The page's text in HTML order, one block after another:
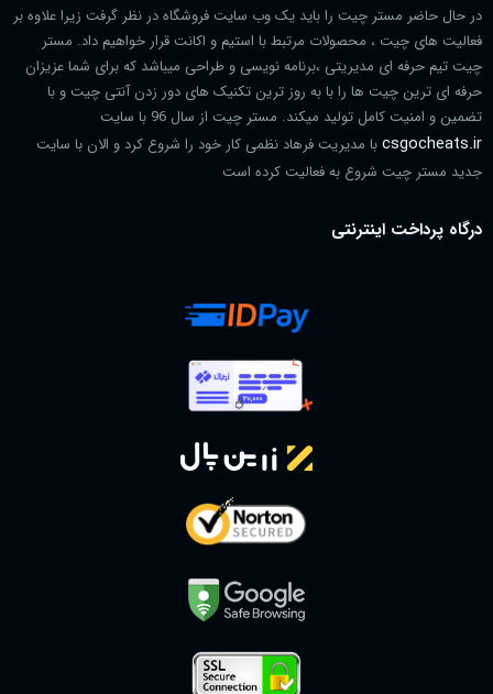
در حال حاضر مستر چیت را باید یک وب سایت فروشگاه در نظر گرفت زیرا علاوه بر
فعالیت های چیت ، محصولات مرتبط با استیم و اکانت قرار خواهیم داد. مستر
چیت تیم حرفه ای مدیریتی ،برنامه نویسی و طراحی میباشد که برای شما عزیزان
حرفه ای ترین چیت ها را با به روز ترین تکنیک های دور زدن آنتی چیت و با
تضمین و امنیت کامل تولید میکند. مستر چیت از سال 96 با سایت
csgocheats.irبا مدیریت فرهاد نظمی کار خود را شروع کرد و الان با سایت
جدید مستر چیت شروع به فعالیت کرده است
درگاه پرداخت اینترنتی